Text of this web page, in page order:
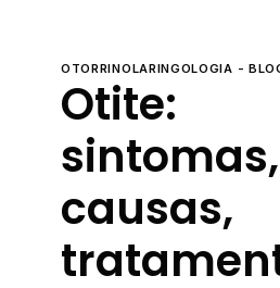
OTORRINOLARINGOLOGIA -
Otite:
sintomas,
causas,